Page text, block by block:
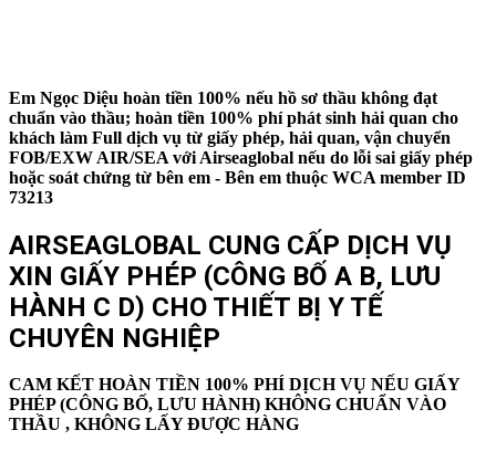
Em Ngọc Diệu hoàn tiền 100% nếu hồ sơ thầu không đạt
chuẩn vào thầu; hoàn tiền 100% phí phát sinh hải quan cho
khách làm Full dịch vụ từ giấy phép, hải quan, vận chuyển
FOB/EXW AIR/SEA với Airseaglobal nếu do lỗi sai giấy phép
hoặc soát chứng từ bên em - Bên em thuộc WCA member ID
73213
AIRSEAGLOBAL CUNG CẤP DỊCH VỤ
XIN GIẤY PHÉP (CÔNG BỐ A B, LƯU
HÀNH C D) CHO THIẾT BỊ Y TẾ
CHUYÊN NGHIỆP
CAM KẾT HOÀN TIỀN 100% PHÍ DỊCH VỤ NẾU GIẤY
PHÉP (CÔNG BỐ, LƯU HÀNH) KHÔNG CHUẨN VÀO
THẦU , KHÔNG LẤY ĐƯỢC HÀNG